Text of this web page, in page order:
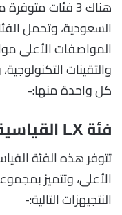
السعودية، وتحمل
المواصفات الأعلى
والتقينات
كل واحدة منها:-
فئة LX القياسية
تتوفر هذه الفئة
الأعلى، وتتميز
النتجيهزات التالية:-